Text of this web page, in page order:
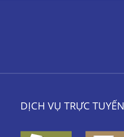
DỊCH VỤ TRỰC TUYẾN